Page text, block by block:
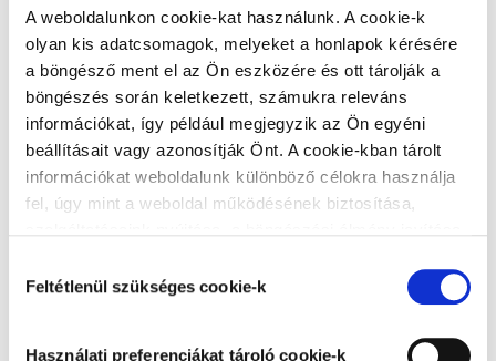
A weboldalunkon cookie-kat használunk. A cookie-k
olyan kis adatcsomagok, melyeket a honlapok kérésére
a böngésző ment el az Ön eszközére és ott tárolják a
böngészés során keletkezett, számukra releváns
információkat, így például megjegyzik az Ön egyéni
beállításait vagy azonosítják Önt. A cookie-kban tárolt
információkat weboldalunk különböző célokra használja
fel, úgy mint a weboldal működésének biztosítása,
szabott ajánlatok megjelenítése, látogatottsági adatok
elemzése. A weboldalunk által alkalmazott cookie-k,
különösen a Google Analytics cookie-k működéséről,
kiválasztása
Feltétlenül szükséges cookie-k
Használati preferenciákat tároló cookie-k
kezelését a Stúdió, mint önálló adatkezelő kezeli.
Értelmező rendelkezések
Ezen Tájékoztató alkalmazásában:
: a kezelt személyes adat alapján azonosított
közhatalmi szerv, ügynökség vagy bármely egyéb szerv,
eszközeit önállóan vagy másokkal együtt meghatározza.